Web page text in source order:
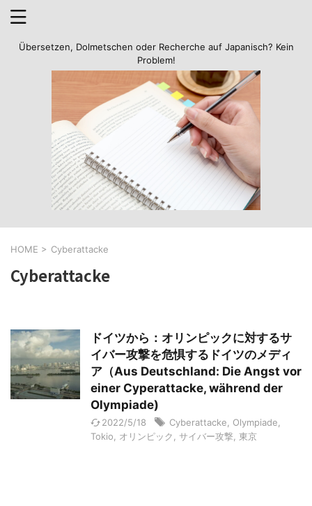
Übersetzen, Dolmetschen oder Recherche auf Japanisch? Kein
Problem!
HOME > Cyberattacke
Cyberattacke
ドイツから：オリンピックに対するサ
イバー攻撃を危惧するドイツのメディ
ア（Aus Deutschland: Die Angst vor
einer Cyperattacke, während der
Olympiade)
2022/5/18 Cyberattacke Olympiade
Tokio
オリンピック サイバー攻撃 東京